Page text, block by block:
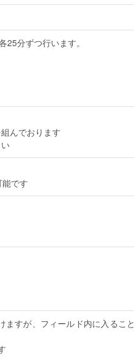
分ずつ行います。
んでおります
です
すが、フィールド内に入ること